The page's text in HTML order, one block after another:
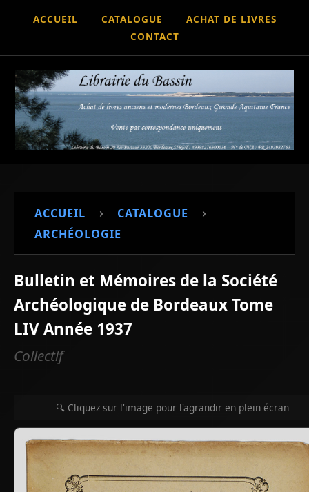
ACCUEIL CATALOGUE
ACHAT DE LIVRES
CONTACT
ACCUEIL › CATALOGUE ›
ARCHÉOLOGIE
Bulletin et Mémoires de la Société
Archéologique de Bordeaux Tome
LIV Année 1937
Collectif
🔍 Cliquez sur l'image pour l'agrandir en plein écran